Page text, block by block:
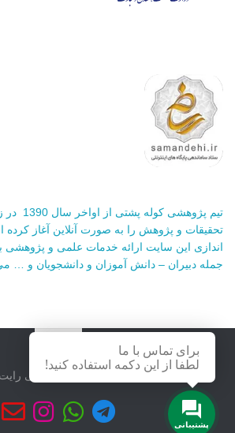
تیم
تحقیقات و پژوهش را به صورت آنلاین آغاز
اندازی این سایت ارائه خدمات علمی و پژوهشی
جمله دبیران – دانش آموزان و دانشجویان و …
سایت کوله پشتی © 2026. حق کپی رایت محفوظ است.
پشتیبانی
برای تماس با ما
لطفا از این دکمه استفاده کنید!